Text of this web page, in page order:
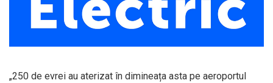
„250 de evrei au aterizat în dimineața asta pe aeroportul